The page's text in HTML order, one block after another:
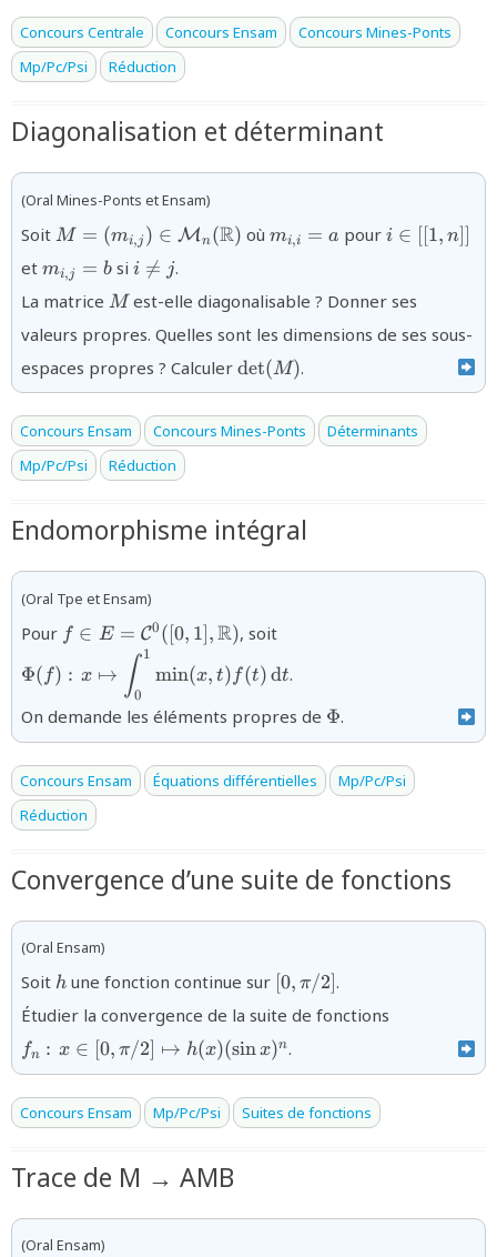
Concours Centrale Concours Ensam
Concours Mines-Ponts
Mp/Pc/Psi
Réduction
Diagonalisation et déterminant
(Oral Mines-Ponts et Ensam)
Soit {M =
(m_{i,j})\in{\mathcal
M}_{n}
(\mathbb{R})}
M = (mi,j ) ∈ Mn (R) où {m_{i,i}
= a}
mi,i = a pour {i\in[[1,n]]}
i ∈ [[1, n]]
et {m_{i,j}
= b}
mi,j = bsi {i\ne
j}
i 
= j.
La matrice {M}
Mest-elle diagonalisable ? Donner ses
valeurs propres. Quelles sont les dimensions de ses sous-
espaces propres ? Calculer {\det(M)}
det(M).
Concours Ensam Concours Mines-Ponts
Déterminants
Mp/Pc/Psi
Réduction
Endomorphisme intégral
(Oral Tpe et Ensam)
Pour {f\in E={\mathcal
C}^0([0,1],\mathbb{R})}
f ∈ E = C0 ([0, 1],R), soit{\Phi(f)\,\colon
f(t) \,\text{d}t}
Φ( f) : x ↦ ∫0
1
min(x, t) f(t)dt.
On demande les éléments propres de {\Phi}
Φ.
Concours Ensam Équations différentielles
Mp/Pc/Psi
Réduction
Convergence d’une suite de fonctions
(Oral Ensam)
Soit {h}
hune fonction continue sur [0,\pi/2]
[0, π/2].
Étudier la convergence de la suite de fonctions
h(x)(\sin
fn : x ∈ [0, π/2] ↦ h(x)(sinx)n.
Concours Ensam Mp/Pc/Psi Suites de fonctions
Trace de M → AMB
(Oral Ensam)